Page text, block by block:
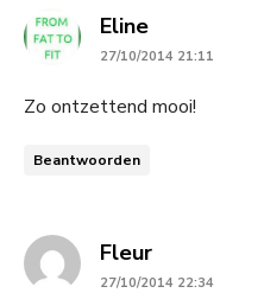
Elinesays:
27/10/2014 21:11
Zo ontzettend mooi!
Beantwoorden
Fleursays:
27/10/2014 22:34